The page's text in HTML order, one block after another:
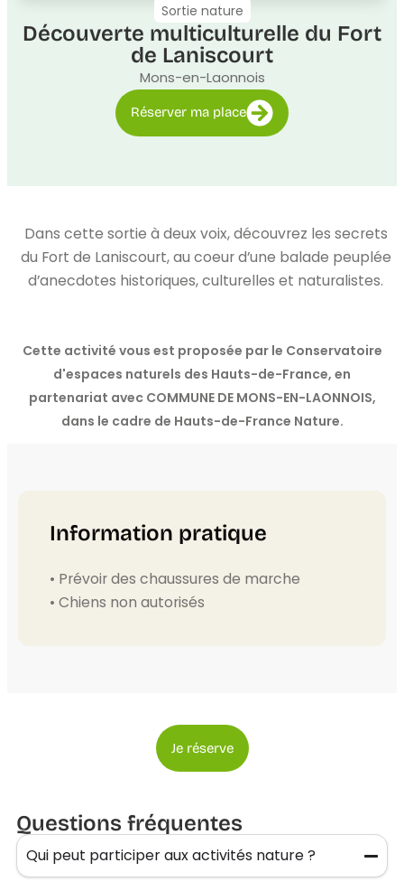
Sortie nature
Découverte multiculturelle du Fort
de Laniscourt
Mons-en-Laonnois
Réserver ma place
Dans cette sortie à deux voix, découvrez les secrets
du Fort de Laniscourt, au coeur d’une balade peuplée
d’anecdotes historiques, culturelles et naturalistes.
Cette activité vous est proposée par le Conservatoire
d'espaces naturels des Hauts-de-France, en
partenariat avec COMMUNE DE MONS-EN-LAONNOIS,
dans le cadre de Hauts-de-France Nature.
Information pratique
• Prévoir des chaussures de marche
• Chiens non autorisés
Je réserve
Questions fréquentes
Qui peut participer aux activités nature ?